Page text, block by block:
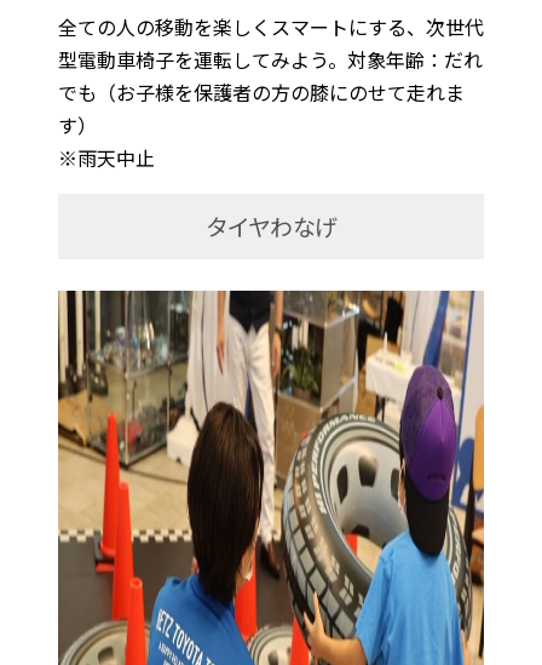
全ての人の移動を楽しくスマートにする、次世代
型電動車椅子を運転してみよう。対象年齢：だれ
でも（お子様を保護者の方の膝にのせて走れま
す）
※雨天中止
タイヤわなげ